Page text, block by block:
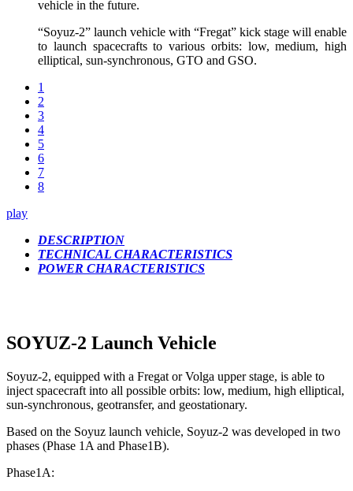
vehicle in the future.
“Soyuz-2” launch vehicle with “Fregat” kick stage will enable
to launch spacecrafts to various orbits: low, medium, high
elliptical, sun-synchronous, GTO and GSO.
1
2
3
4
5
6
7
8
play
DESCRIPTION
TECHNICAL CHARACTERISTICS
POWER CHARACTERISTICS
SOYUZ-2 Launch Vehicle
Soyuz-2, equipped with a Fregat or Volga upper stage, is able to
inject spacecraft into all possible orbits: low, medium, high elliptical,
sun-synchronous, geotransfer, and geostationary.
Based on the Soyuz launch vehicle, Soyuz-2 was developed in two
phases (Phase 1A and Phase1B).
Phase1A: